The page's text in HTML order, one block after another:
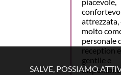
attrezzata,
molto
personale
reception
gentile e
SALVE, POSSIAMO